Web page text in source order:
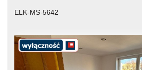
ELK-MS-5642